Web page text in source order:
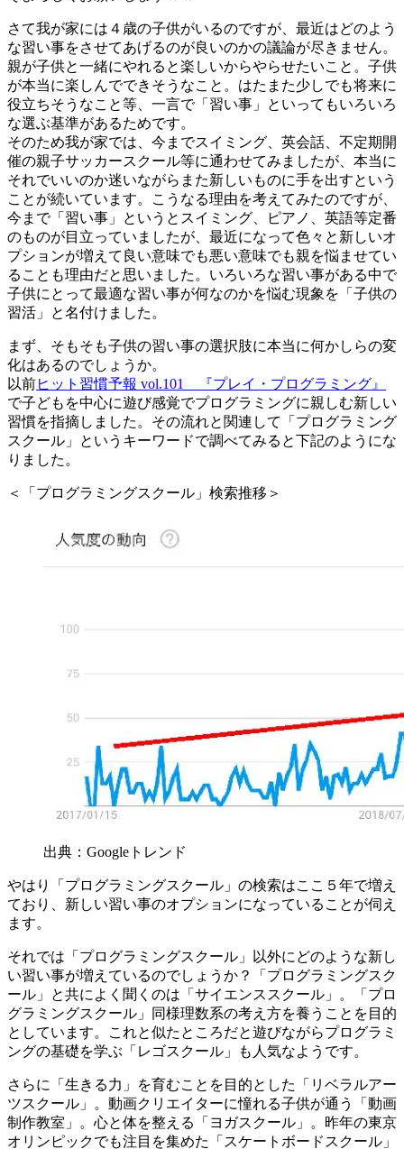
さて我が家には４歳の子供がいるのですが、最近はどのよう
な習い事をさせてあげるのが良いのかの議論が尽きません。
親が子供と一緒にやれると楽しいからやらせたいこと。子供
が本当に楽しんでできそうなこと。はたまた少しでも将来に
役立ちそうなこと等、一言で「習い事」といってもいろいろ
な選ぶ基準があるためです。
そのため我が家では、今までスイミング、英会話、不定期開
催の親子サッカースクール等に通わせてみましたが、本当に
それでいいのか迷いながらまた新しいものに手を出すという
ことが続いています。こうなる理由を考えてみたのですが、
今まで「習い事」というとスイミング、ピアノ、英語等定番
のものが目立っていましたが、最近になって色々と新しいオ
プションが増えて良い意味でも悪い意味でも親を悩ませてい
ることも理由だと思いました。いろいろな習い事がある中で
子供にとって最適な習い事が何なのかを悩む現象を「子供の
習活」と名付けました。
まず、そもそも子供の習い事の選択肢に本当に何かしらの変
化はあるのでしょうか。
以前ヒット習慣予報 vol.101 『プレイ・プログラミング』
で子どもを中心に遊び感覚でプログラミングに親しむ新しい
習慣を指摘しました。その流れと関連して「プログラミング
スクール」というキーワードで調べてみると下記のようにな
りました。
＜「プログラミングスクール」検索推移＞
出典：Googleトレンド
やはり「プログラミングスクール」の検索はここ５年で増え
ており、新しい習い事のオプションになっていることが伺え
ます。
それでは「プログラミングスクール」以外にどのような新し
い習い事が増えているのでしょうか？「プログラミングスク
ール」と共によく聞くのは「サイエンススクール」。「プロ
グラミングスクール」同様理数系の考え方を養うことを目的
としています。これと似たところだと遊びながらプログラミ
ングの基礎を学ぶ「レゴスクール」も人気なようです。
さらに「生きる力」を育むことを目的とした「リベラルアー
ツスクール」。動画クリエイターに憧れる子供が通う「動画
制作教室」。心と体を整える「ヨガスクール」。昨年の東京
オリンピックでも注目を集めた「スケートボードスクール」